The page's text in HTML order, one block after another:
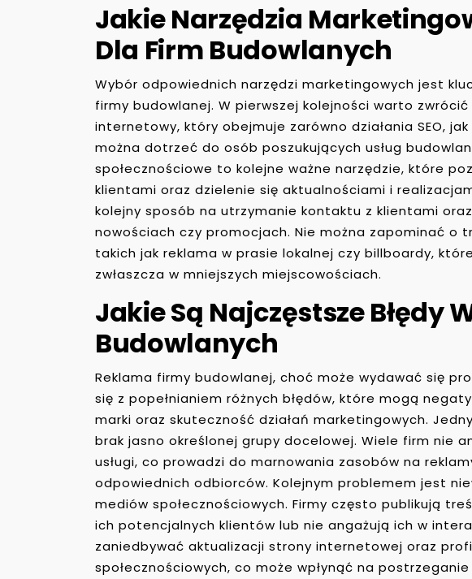
Jakie Narzędzia
Dla Firm Budowlanych
Wybór odpowiednich narzędzi marketingowych jest
firmy budowlanej. W pierwszej kolejności warto
internetowy, który obejmuje zarówno działania SEO, jak
można dotrzeć do osób poszukujących usług
społecznościowe to kolejne ważne narzędzie, które
klientami oraz dzielenie się aktualnościami i
kolejny sposób na utrzymanie kontaktu z klientami
nowościach czy promocjach. Nie można zapominać o
takich jak reklama w prasie lokalnej czy billboardy,
zwłaszcza w mniejszych miejscowościach.
Jakie Są Najczęstsze Błędy
Budowlanych
Reklama firmy budowlanej, choć może wydawać się
się z popełnianiem różnych błędów, które mogą
marki oraz skuteczność działań marketingowych.
brak jasno określonej grupy docelowej. Wiele firm nie
usługi, co prowadzi do marnowania zasobów na
odpowiednich odbiorców. Kolejnym problemem jest
mediów społecznościowych. Firmy często publikują
ich potencjalnych klientów lub nie angażują ich w
zaniedbywać aktualizacji strony internetowej oraz
społecznościowych, co może wpłynąć na